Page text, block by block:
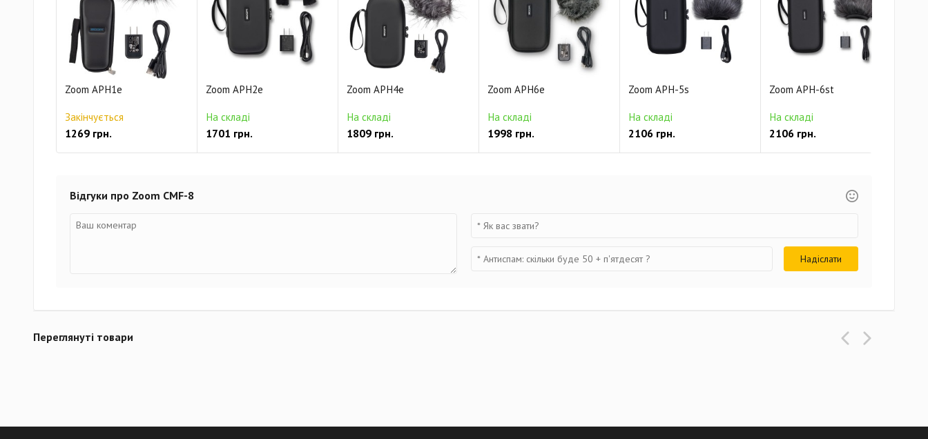
Zoom APH1e
Закінчується
1269 грн.
Zoom APH2e
На складі
1701 грн.
Zoom APH4e
На складі
1809 грн.
Zoom APH6e
На складі
1998 грн.
Zoom APH-5s
На складі
2106 грн.
Zoom APH-6st
На складі
2106 грн.
Відгуки про Zoom CMF-8
Переглянуті товари